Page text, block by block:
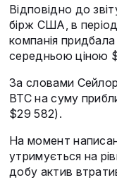
Відповідно до
бірж США, в
компанія
середньою ціною
За словами
BTC на суму
$29 582).
На момент
утримується на
добу актив